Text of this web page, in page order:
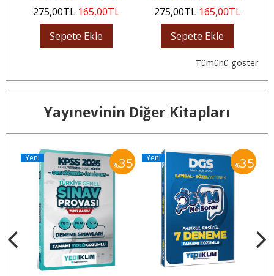
275,00TL 165,00TL
Sepete Ekle
275,00TL 165,00TL
Sepete Ekle
Tümünü göster
Yayınevinin Diğer Kitapları
%35
Yeni
%35
Yeni